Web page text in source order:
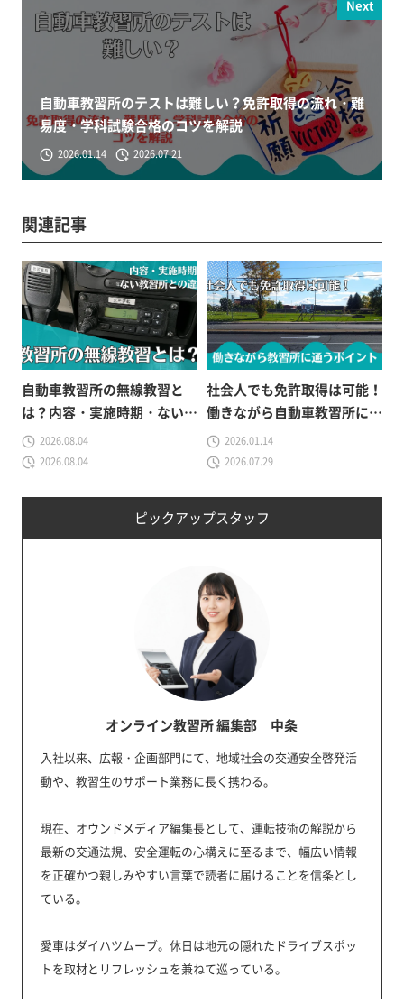
ピックアップスタッフ
オンライン教習所 編集部 中条
入社以来、広報・企画部門にて、地域社会の交通安全啓発活
動や、教習生のサポート業務に長く携わる。
現在、オウンドメディア編集長として、運転技術の解説から
最新の交通法規、安全運転の心構えに至るまで、幅広い情報
を正確かつ親しみやすい言葉で読者に届けることを信条とし
ている。
愛車はダイハツムーブ。休日は地元の隠れたドライブスポッ
トを取材とリフレッシュを兼ねて巡っている。
Next
自動車教習所のテストは難しい？免許取得の流れ・難
易度・学科試験合格のコツを解説
2026.01.14 2026.07.21
関連記事
自動車教習所の無線教習と
は？内容・実施時期・ない教
習所との違いを解説
2026.08.04
2026.08.04
社会人でも免許取得は可能！
働きながら自動車教習所に通
うためのポイントと注意点を
徹底解説
2026.01.14
2026.07.29